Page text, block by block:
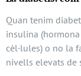
Quan tenim
insulina
cèl·lules) o no la
nivells elevats de